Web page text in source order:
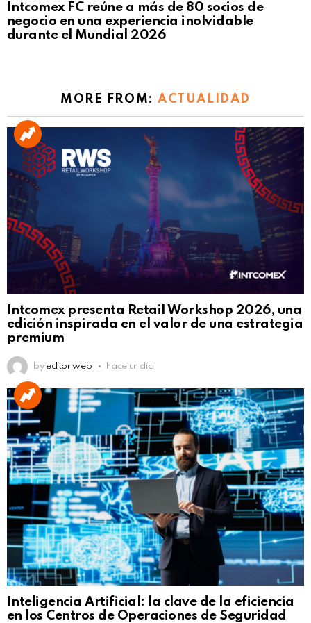
Intcomex FC reúne a más de 80 socios de
negocio en una experiencia inolvidable
durante el Mundial 2026
MORE FROM:ACTUALIDAD
Intcomex presenta Retail Workshop 2026, una
edición inspirada en el valor de una estrategia
premium
by editor web hace un día
Inteligencia Artificial: la clave de la eficiencia
en los Centros de Operaciones de Seguridad